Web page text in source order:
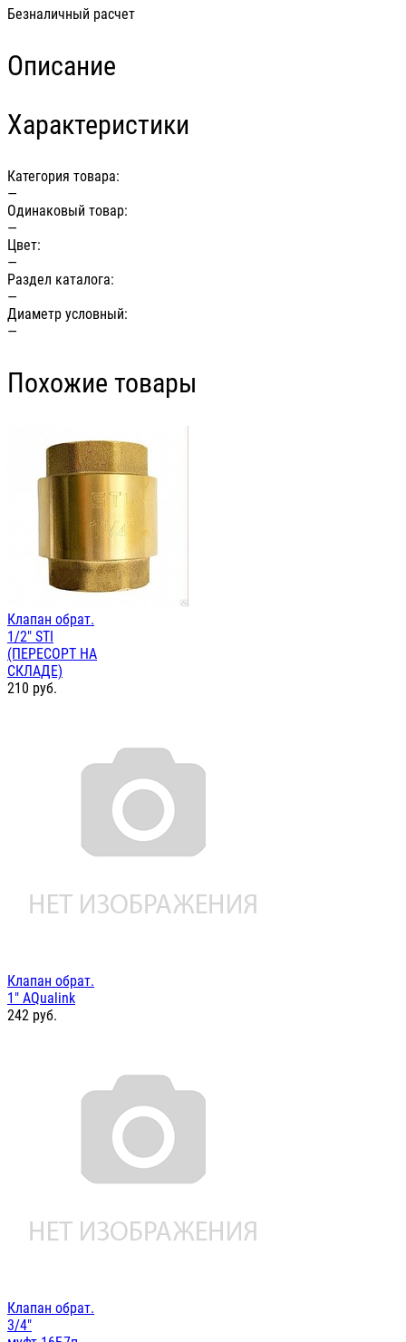
Безналичный расчет
Описание
Характеристики
Категория товара:
—
Одинаковый товар:
—
Цвет:
—
Раздел каталога:
—
Диаметр условный:
—
Похожие товары
Клапан обрат.
1/2" STI
(ПЕРЕСОРТ НА
СКЛАДЕ)
210 руб.
Клапан обрат.
1" AQualink
242 руб.
Клапан обрат.
3/4"